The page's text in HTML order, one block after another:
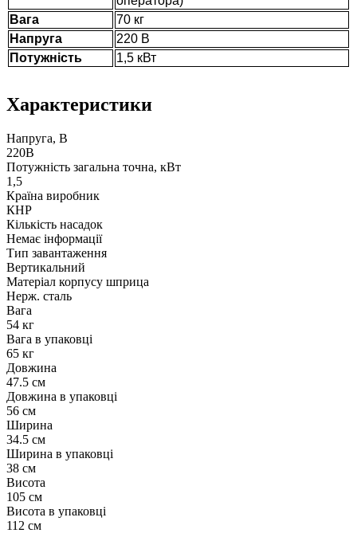
Вага
70 кг
Напруга
220 В
Потужність
1,5 кВт
Характеристики
Напруга, В
220В
Потужність загальна точна, кВт
1,5
Країна виробник
КНР
Кількість насадок
Немає інформації
Тип завантаження
Вертикальний
Матеріал корпусу шприца
Нерж. сталь
Вага
54 кг
Вага в упаковці
65 кг
Довжина
47.5 см
Довжина в упаковці
56 см
Ширина
34.5 см
Ширина в упаковці
38 см
Висота
105 см
Висота в упаковці
112 см